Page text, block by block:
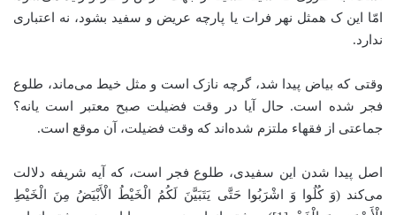
امّا این ک همثل نهر فرات یا پارچه عریض و سفید بشود، نه اعتباری
ندارد.
وقتی که بیاض پیدا شد، گرچه نازک است و مثل خیط می‌ماند، طلوع
فجر شده است. حال آیا در وقت فضیلت صبح معتبر است یانه؟
جماعتی از فقهاء ملتزم شده‌اند که وقت فضیلت، آن موقع است.
اصل پیدا شدن این سفیدی، طلوع فجر است، که آیه‌ شریفه دلالت
می‌کند (وَ کُلُوا وَ اشْرَبُوا حَتَّى يَتَبَيَّنَ لَکُمُ الْخَيْطُ الْأَبْيَضُ مِنَ الْخَيْطِ